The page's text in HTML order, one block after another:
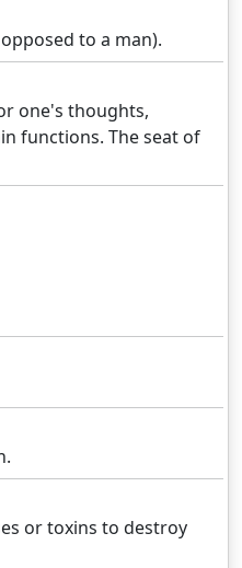
to a man).
one's thoughts,
functions. The seat of
or toxins to destroy